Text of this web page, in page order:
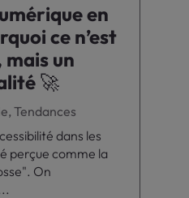
en
ce n’est
un
🚀
, Tendances
dans les
perçue comme la
On